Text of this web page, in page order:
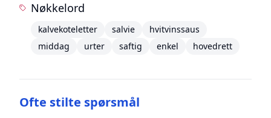
Nøkkelord
kalvekoteletter salvie
hvitvinssaus
middag
urter saftig enkel hovedrett
Ofte stilte spørsmål